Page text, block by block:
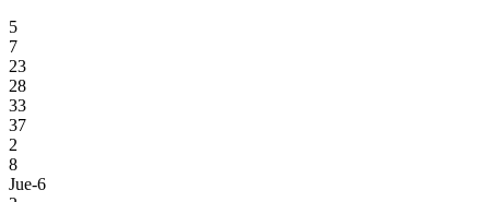
5
7
23
28
33
37
2
8
Jue-6